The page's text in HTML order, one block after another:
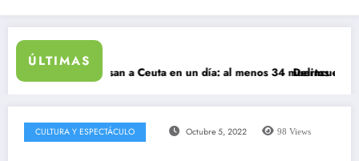
ÚLTIMAS
ingresan a Ceuta en un día: al menos 34 muertos en la crisis.
Delincuentes
CULTURA Y ESPECTÁCULO Octubre 5, 2022 98 Views